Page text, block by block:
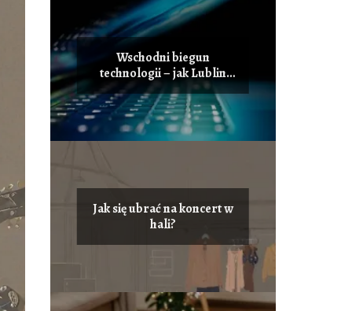
Wschodni biegun
technologii – jak Lublin
staje się polskim centrum
innowacji i przyciąga
talenty IT?
Jak się ubrać na koncert w
hali?